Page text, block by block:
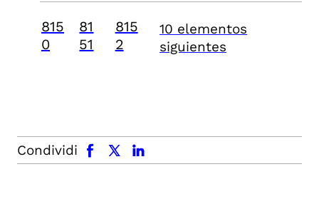
815
0
81
51
815
2
10 elementos
siguientes
Condividi
facebook x.com linkedin